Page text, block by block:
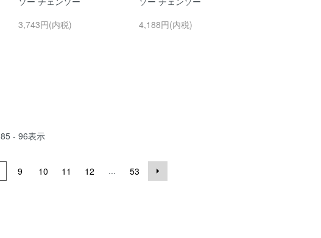
3,743円(内税)
4,188円(内税)
85 - 96表示
9 10 11 12 ... 53